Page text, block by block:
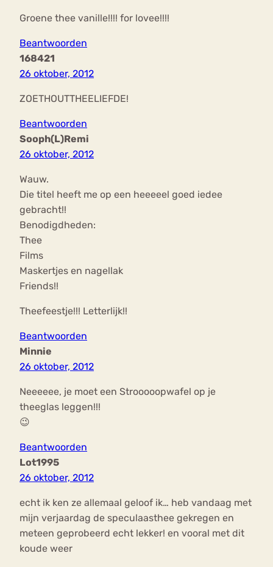
Groene thee vanille!!!! for lovee!!!!
Beantwoorden
168421
26 oktober, 2012
ZOETHOUTTHEELIEFDE!
Beantwoorden
Sooph(L)Remi
26 oktober, 2012
Wauw.
Die titel heeft me op een heeeeel goed iedee
gebracht!!
Benodigdheden:
Thee
Films
Maskertjes en nagellak
Friends!!
Theefeestje!!! Letterlijk!!
Beantwoorden
Minnie
26 oktober, 2012
Neeeeee, je moet een Strooooopwafel op je
theeglas leggen!!!
😉
Beantwoorden
Lot1995
26 oktober, 2012
echt ik ken ze allemaal geloof ik… heb vandaag met
mijn verjaardag de speculaasthee gekregen en
meteen geprobeerd echt lekker! en vooral met dit
koude weer